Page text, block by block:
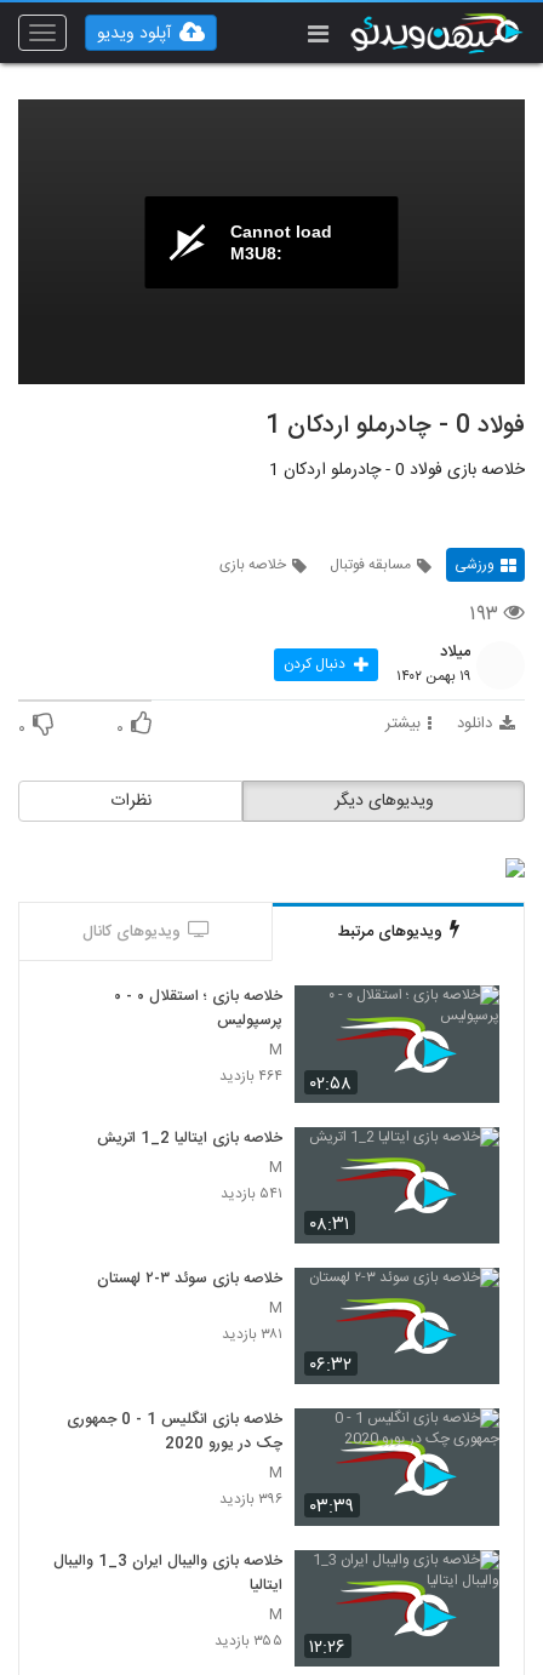
Toggle
آپلود ویدیو
Cannot load
M3U8:
فولاد 0 - چادرملو اردکان 1
خلاصه بازی فولاد 0 - چادرملو اردکان 1
ورزشی مسابقه فوتبال خلاصه بازی
۱۹۳
میلاد
۱۹ بهمن ۱۴۰۲ دنبال کردن
دانلود بیشتر ۰ ۰
نظرات ویدیوهای دیگر
ویدیوهای مرتبط ویدیوهای کانال
۰۲:۵۸
خلاصه بازی ؛ استقلال ۰ - ۰
پرسپولیس
M
۴۶۴ بازدید
۰۸:۳۱
خلاصه بازی ایتالیا 2_1 اتريش
M
۵۴۱ بازدید
۰۶:۳۲
خلاصه بازی سوئد ۳-۲ لهستان
M
۳۸۱ بازدید
۰۳:۳۹
خلاصه بازی انگلیس 1 - 0 جمهوری
چک در یورو 2020
M
۳۹۶ بازدید
۱۲:۲۶
خلاصه بازی والیبال ایران 3_1 والیبال
ایتالیا
M
۳۵۵ بازدید